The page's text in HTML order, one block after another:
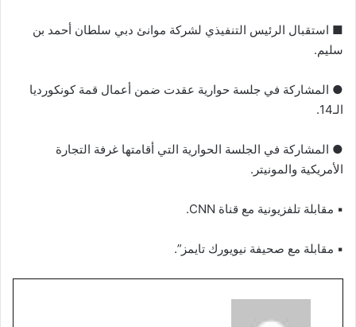
■ استقبال الرئيس التنفيذي لشركة موانئ دبي سلطان أحمد بن
سليم.
● المشاركة في جلسة حوارية عقدت ضمن أعمال قمة كونكورديا
الـ14.
● المشاركة في الجلسة الحوارية التي أقامتها غرفة التجارة
الأمريكية والمونيتر.
▪︎ مقابلة تلفزيونية مع قناة CNN.
▪︎ مقابلة مع صحيفة نيويورك تايمز”.